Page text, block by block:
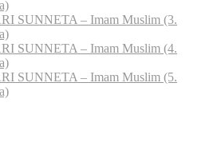
SUNNETA – Imam Muslim (3.
SUNNETA – Imam Muslim (4.
SUNNETA – Imam Muslim (5.